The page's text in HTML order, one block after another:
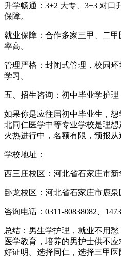
升学畅通：3+2 大专、3+3 对
保障。
就业保障：合作多家三甲、二
率高。
管理严格：封闭式管理，校园
学习。
五、招生咨询：初中毕业学护
如果你是应往届初中毕业生，
北同仁医学中等专业学校是理
火热进行中，名额有限，预报从
学校地址：
西三庄校区：河北省石家庄市新
卧龙校区：河北省石家庄市鹿
咨询电话：0311-80838082、
总结：男生学护理，就业不用
医学教育，培养的男护士供不
好证明。选择同仁，选择三甲